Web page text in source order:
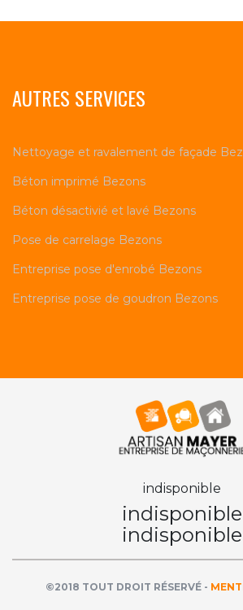
AUTRES SERVICES
Nettoyage et ravalement de façade
Béton imprimé Bezons
Béton désactivié et lavé Bezons
Pose de carrelage Bezons
Entreprise pose d'enrobé Bezons
Entreprise pose de goudron Bezons
indisponible
indisponible
indisponible
©2018 TOUT DROIT RÉSERVÉ -